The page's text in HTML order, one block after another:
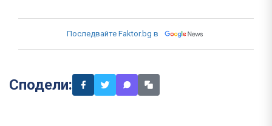
Последвайте Faktor.bg в
Сподели: